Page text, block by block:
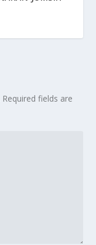
Required fields are